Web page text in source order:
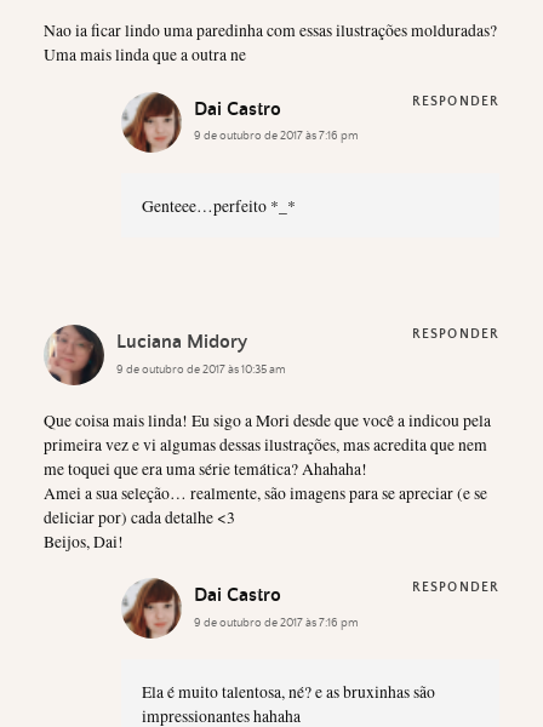
Nao ia ficar lindo uma paredinha com essas ilustrações molduradas?
Uma mais linda que a outra ne
Dai Castro
9 de outubro de 2017 às 7:16 pm
Genteee…perfeito *_*
RESPONDER
Luciana Midory
9 de outubro de 2017 às 10:35 am
Que coisa mais linda! Eu sigo a Mori desde que você a indicou pela
primeira vez e vi algumas dessas ilustrações, mas acredita que nem
me toquei que era uma série temática? Ahahaha!
Amei a sua seleção… realmente, são imagens para se apreciar (e se
deliciar por) cada detalhe <3
Beijos, Dai!
RESPONDER
Dai Castro
9 de outubro de 2017 às 7:16 pm
Ela é muito talentosa, né? e as bruxinhas são
impressionantes hahaha
RESPONDER